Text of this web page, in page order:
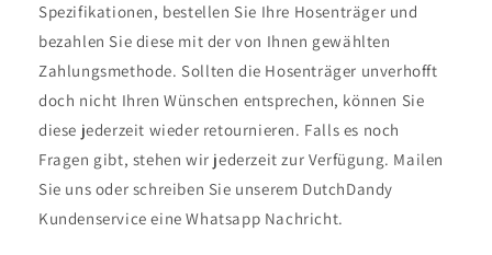
Spezifikationen, bestellen Sie Ihre Hosenträger und
bezahlen Sie diese mit der von Ihnen gewählten
Zahlungsmethode. Sollten die Hosenträger unverhofft
doch nicht Ihren Wünschen entsprechen, können Sie
diese jederzeit wieder retournieren. Falls es noch
Fragen gibt, stehen wir jederzeit zur Verfügung. Mailen
Sie uns oder schreiben Sie unserem DutchDandy
Kundenservice eine Whatsapp Nachricht.